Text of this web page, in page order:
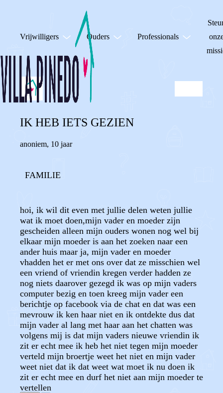
Vrijwilligers Ouders Professionals
IK HEB IETS GEZIEN
anoniem, 10 jaar
FAMILIE
hoi, ik wil dit even met jullie delen weten jullie
wat ik moet doen,mijn vader en moeder zijn
gescheiden alleen mijn ouders wonen nog wel bij
elkaar mijn moeder is aan het zoeken naar een
ander huis maar ja, mijn vader en moeder
vhadden het er met ons over dat ze misschien wel
een vriend of vriendin kregen verder hadden ze
nog niets daarover gezegd ik was op mijn vaders
computer bezig en toen kreeg mijn vader een
berichtje op facebook via de chat en dat was een
mevrouw ik ken haar niet en ik ontdekte dus dat
mijn vader al lang met haar aan het chatten was
volgens mij is dat mijn vaders nieuwe vriendin ik
zit er echt mee ik heb het niet tegen mijn moeder
verteld mijn broertje weet het niet en mijn vader
weet niet dat ik dat weet wat moet ik nu doen ik
zit er echt mee en durf het niet aan mijn moeder te
vertellen